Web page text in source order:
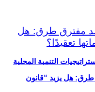
التنمية المحلية
طرق: هل يزيد “قانون